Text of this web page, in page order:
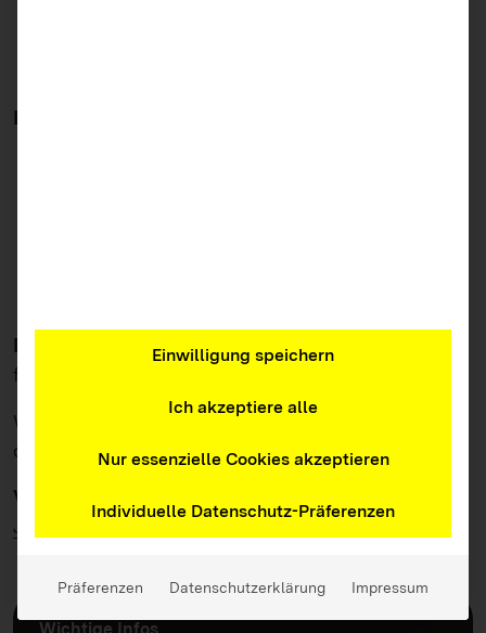
Das erwartet Sie:
Referierende
: Vivian Trebst, LL.M., Rechtsanwältin
für Urheber- und Medienrecht, WBS.LEGAL
Weitere Informationen und Anmeldung gibt es
direkt beijugend@bw
Veranstalter
Jugendbildung (LKJ) Baden-Württemberg
Einwilligung speichern
Ich akzeptiere alle
Nur essenzielle Cookies akzeptieren
Individuelle Datenschutz-Präferenzen
Präferenzen Datenschutzerklärung Impressum